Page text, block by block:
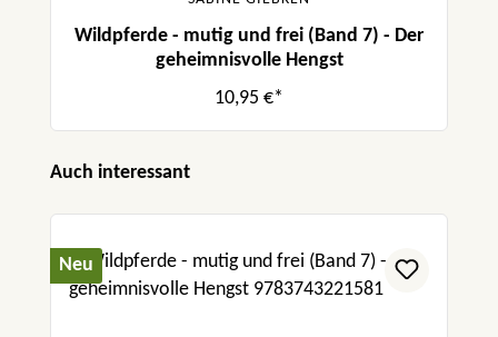
Wildpferde - mutig und frei (Band 7) - Der
geheimnisvolle Hengst
10,95 €*
Produktgalerie überspringen
Auch interessant
Neu